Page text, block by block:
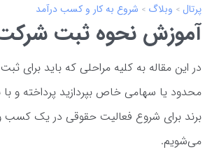
پرتال وبلاگ شروع به کار و کسب درآمد
آموزش نحوه ثبت
در این مقاله به کلیه مراحلی که باید برای
محدود یا سهامی خاص بپردازید پرداخته و
برند برای شروع فعالیت حقوقی در یک کسب و
می‌شویم.